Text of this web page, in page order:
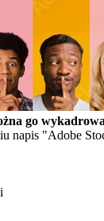
go
napis "Adobe